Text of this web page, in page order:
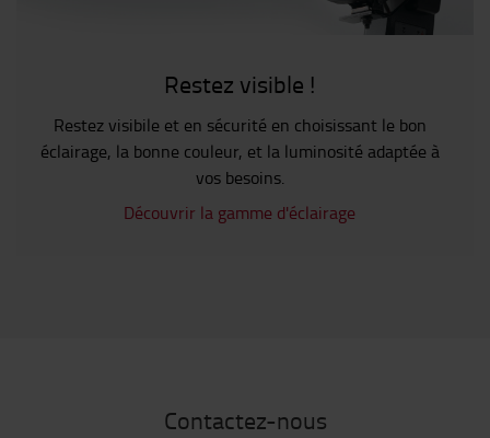
Restez visible !
Restez visibile et en sécurité en choisissant le bon
éclairage, la bonne couleur, et la luminosité adaptée à
vos besoins.
Découvrir la gamme d'éclairage
Contactez-nous